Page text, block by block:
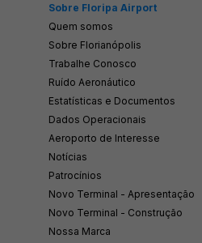
Sobre Floripa Airport
Quem somos
Sobre Florianópolis
Trabalhe Conosco
Ruído Aeronáutico
Estatísticas e Documentos
Dados Operacionais
Aeroporto de Interesse
Notícias
Patrocínios
Novo Terminal - Apresentação
Novo Terminal - Construção
Nossa Marca